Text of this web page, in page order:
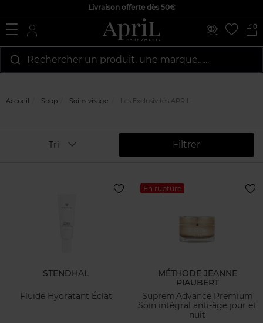
Livraison offerte dès 50€
0
Rechercher un produit, une marque…...
Accueil Shop Soins visage Les Exclusivités APRIL
Filtrer
Tri
STENDHAL
Fluide Hydratant Éclat
En rupture
MÉTHODE JEANNE
PIAUBERT
Suprem'Advance Premium
Soin intégral anti-âge jour et
nuit